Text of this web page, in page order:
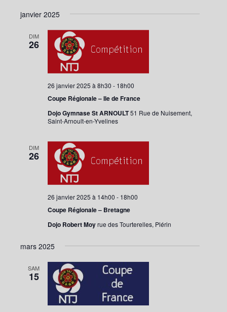
janvier 2025
DIM
26
Coupe Régionale – Ile de France
26 janvier 2025 à 8h30 - 18h00
Dojo Gymnase St ARNOULT51 Rue de Nuisement,
Saint-Arnoult-en-Yvelines
DIM
26
Coupe Régionale – Bretagne
26 janvier 2025 à 14h00 - 18h00
Dojo Robert Moyrue des Tourterelles, Plérin
mars 2025
SAM
15